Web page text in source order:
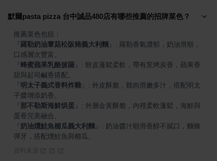
默爾pasta pizza 台中誠品480店有哪些推薦的招牌菜色？
羅勒奶油蕈菇松阪豬義大利麵
: 羅勒香氣濃郁，奶油滑順，
蜂蜜蘋果乳酪披薩
: 餅皮蓬鬆柔軟，帶有窯烤炭香，蘋果香
明太子義式香料炸雞
: 外皮酥脆，雞肉滑嫩多汁，搭配明太
那不勒斯海鮮烘蛋
: 外層金黃酥脆，內裡柔軟蓬鬆，海鮮與
奶油燻鮭魚櫛瓜義大利麵
: 奶油醬汁順滑香醇不膩口，麵條
彈牙，搭配燻鮭魚與櫛瓜。